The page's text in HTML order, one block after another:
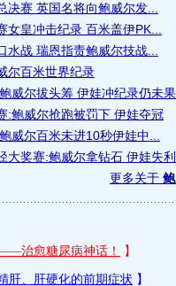
决赛 英国名将向鲍威尔发...
女皇冲击纪录 百米盖伊PK...
水战 瑞恩指责鲍威尔技战...
尔百米世界纪录
威尔拔头筹 伊娃冲纪录仍未果
:鲍威尔抢跑被罚下 伊娃夺冠
威尔百米未进10秒伊娃中...
大奖赛:鲍威尔拿钻石 伊娃失利
更多关于